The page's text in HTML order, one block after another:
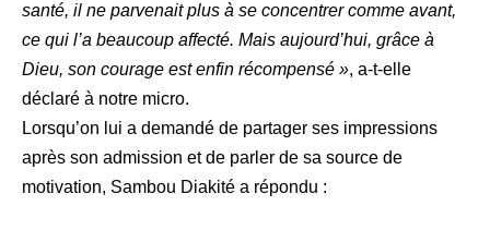
santé, il ne parvenait plus à se concentrer comme avant,
ce qui l’a beaucoup affecté. Mais aujourd’hui, grâce à
Dieu, son courage est enfin récompensé », a-t-elle
déclaré à notre micro.
Lorsqu’on lui a demandé de partager ses impressions
après son admission et de parler de sa source de
motivation, Sambou Diakité a répondu :